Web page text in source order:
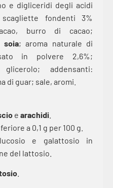
e digliceridi degli acidi
fondenti 3%
burro di cacao;
soia; aroma naturale di
in polvere 2,6%;
addensanti:
di guar; sale, aromi.
e arachidi
a 0,1 g per 100 g.
e galattosio in
del lattosio.